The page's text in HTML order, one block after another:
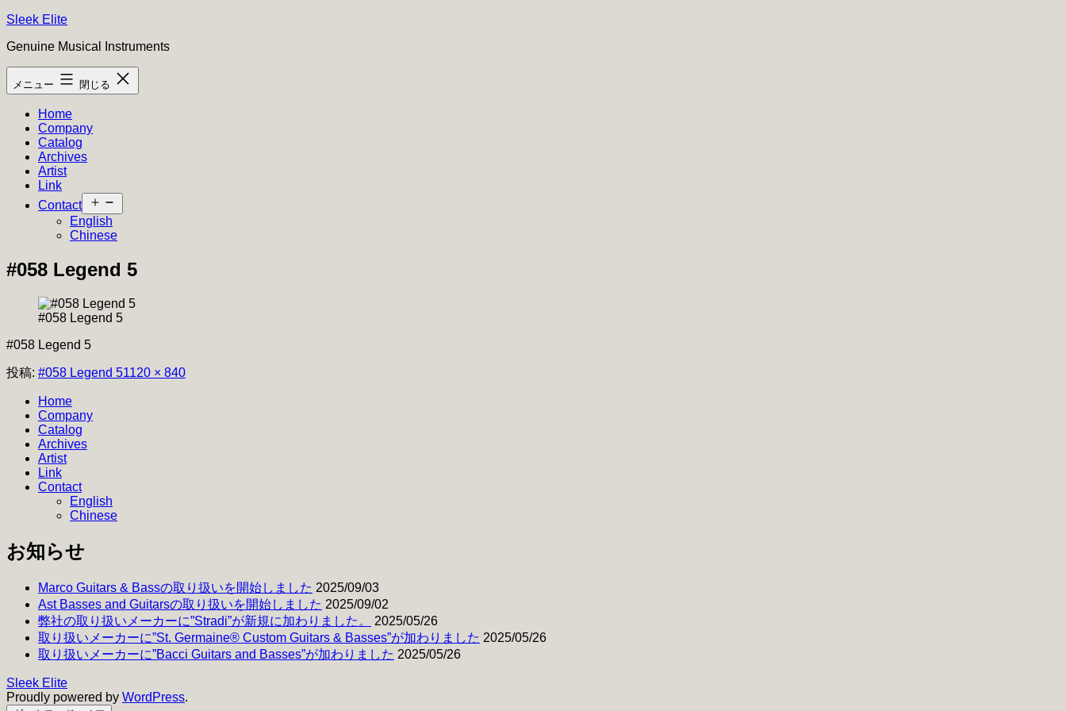
コ
テ
ン
ツ
Sleek Elite
Genuine Musical Instruments
メニュー 閉じる
Home
Company
Catalog
Archives
Artist
Link
Contact
ニ
ー
開
English
Chinese
#058 Legend 5
#058 Legend 5
#058 Legend 5
投稿: #058 Legend 5フ
1120 × 840
Home
Company
Catalog
Archives
Artist
Link
Contact
English
Chinese
お知らせ
Marco Guitars & Bassの取り扱いを開始しました 2025/09/03
Ast Basses and Guitarsの取り扱いを開始しました 2025/09/02
弊社の取り扱いメーカーに”Stradi”が新規に加わりました。
2025/05/26
取り扱いメーカーに”St. Germaine® Custom Guitars & Basses”が加わりました 2025/05/26
取り扱いメーカーに”Bacci Guitars and Basses”が加わりました 2025/05/26
Sleek Elite
Proudly powered by WordPress.